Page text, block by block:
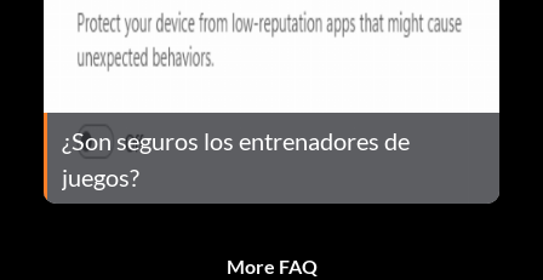
¿Son seguros los entrenadores de
juegos?
More FAQ